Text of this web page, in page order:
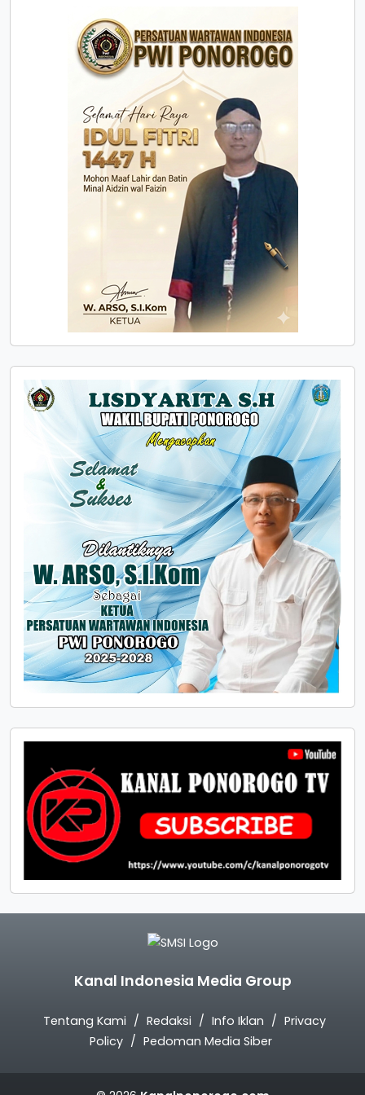
Kanal Indonesia Media Group
Tentang Kami Redaksi Info Iklan
Privacy
Policy
Pedoman Media Siber